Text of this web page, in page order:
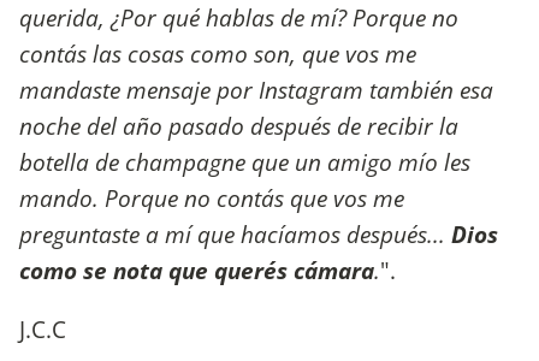
querida, ¿Por qué hablas de mí? Porque no
contás las cosas como son, que vos me
mandaste mensaje por Instagram también esa
noche del año pasado después de recibir la
botella de champagne que un amigo mío les
mando. Porque no contás que vos me
preguntaste a mí que hacíamos después... Dios
como se nota que querés cámara.".
J.C.C